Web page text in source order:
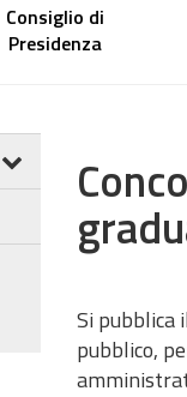
Consiglio di
Presidenza
Si pubblica
pubblico,